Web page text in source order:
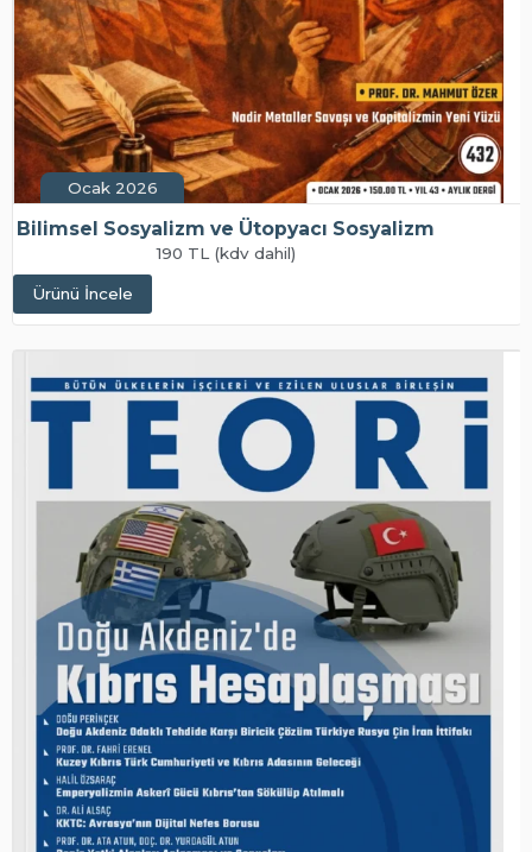
Ocak 2026
Bilimsel Sosyalizm ve Ütopyacı Sosyalizm
190 TL (kdv dahil)
Ürünü İncele